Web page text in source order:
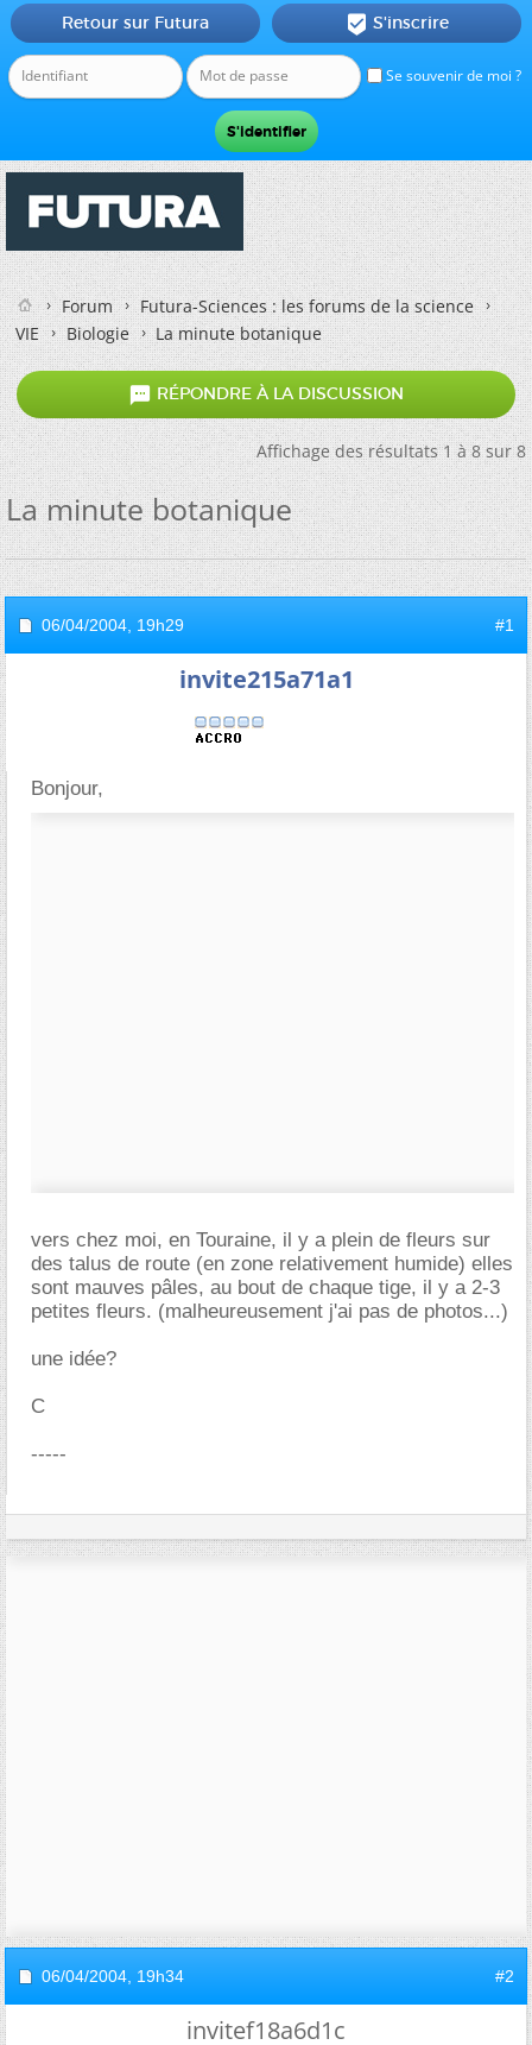
Se souvenir de moi ?
Retour sur Futura  S'inscrire
Forum
Futura-Sciences : les forums de la science
VIE
Biologie La minute botanique
 RÉPONDRE À LA DISCUSSION
Affichage des résultats 1 à 8 sur 8
La minute botanique
06/04/2004, 19h29 #1
invite215a71a1
Bonjour,
vers chez moi, en Touraine, il y a plein de fleurs sur
des talus de route (en zone relativement humide) elles
sont mauves pâles, au bout de chaque tige, il y a 2-3
petites fleurs. (malheureusement j'ai pas de photos...)
une idée?
C
-----
06/04/2004, 19h34 #2
invitef18a6d1c